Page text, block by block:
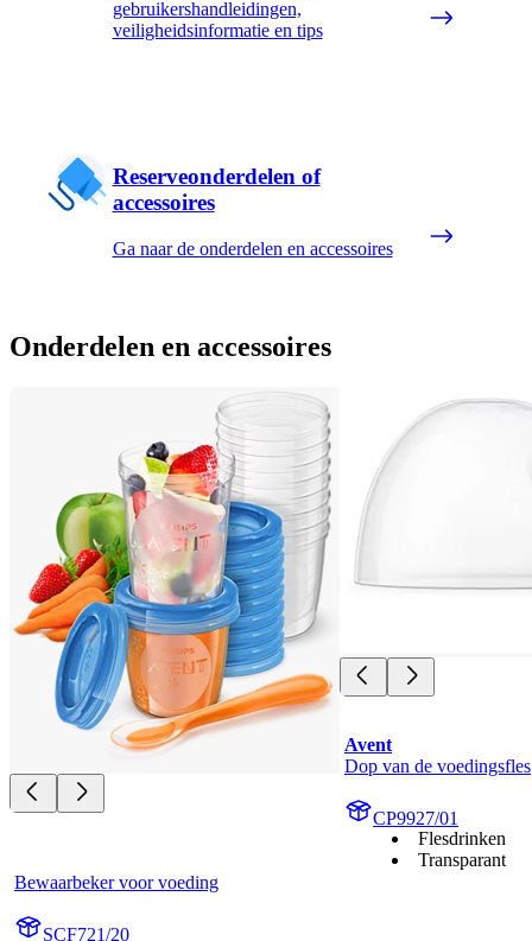
gebruikershandleidingen,
veiligheidsinformatie en tips
Reserveonderdelen of
accessoires
Ga naar de onderdelen en accessoires
Onderdelen en accessoires
Bewaarbeker voor voeding
SCF721/20
Avent
Dop van de voedingsfles
CP9927/01
Flesdrinken
Transparant